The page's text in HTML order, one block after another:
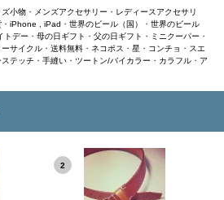
ズ小物 ・ メンズアクセサリー ・ レディースアクセサリ
・ iPhone , iPad ・ 世界のビール（国） ・ 世界のビール
トデー ・ 母の日ギフト ・ 父の日ギフト ・ ミニクーパー ・
ーサイクル ・ 送料無料 ・ ネコポス ・ 星 ・ コンチョ ・ スエ
ステッチ ・ 手縫い ・ ツートン/バイカラー ・ カラフル ・ ア
2